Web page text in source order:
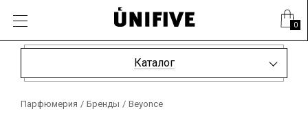
0
Каталог
Парфюмерия / Бренды / Beyonce